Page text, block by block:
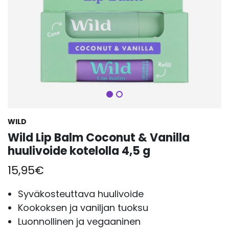
WILD
Wild Lip Balm Coconut & Vanilla
huulivoide kotelolla 4,5 g
15,95€
Syväkosteuttava huulivoide
Kookoksen ja vaniljan tuoksu
Luonnollinen ja vegaaninen